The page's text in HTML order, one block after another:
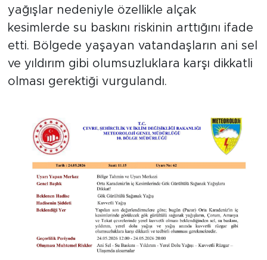
yağışlar nedeniyle özellikle alçak
kesimlerde su baskını riskinin arttığını ifade
etti. Bölgede yaşayan vatandaşların ani sel
ve yıldırım gibi olumsuzluklara karşı dikkatli
olması gerektiği vurgulandı.